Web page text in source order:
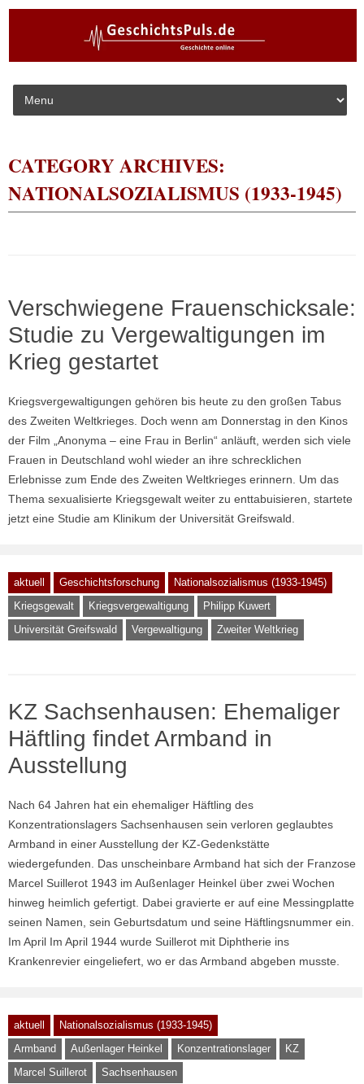
Skip to content
CATEGORY ARCHIVES:
NATIONALSOZIALISMUS (1933-1945)
Verschwiegene Frauenschicksale:
Studie zu Vergewaltigungen im
Krieg gestartet
Kriegsvergewaltigungen gehören bis heute zu den großen Tabus
des Zweiten Weltkrieges. Doch wenn am Donnerstag in den Kinos
der Film „Anonyma – eine Frau in Berlin“ anläuft, werden sich viele
Frauen in Deutschland wohl wieder an ihre schrecklichen
Erlebnisse zum Ende des Zweiten Weltkrieges erinnern. Um das
Thema sexualisierte Kriegsgewalt weiter zu enttabuisieren, startete
jetzt eine Studie am Klinikum der Universität Greifswald.
aktuell Geschichtsforschung
Nationalsozialismus (1933-1945)
Kriegsgewalt
Kriegsvergewaltigung
Philipp Kuwert
Universität Greifswald
Vergewaltigung Zweiter Weltkrieg
KZ Sachsenhausen: Ehemaliger
Häftling findet Armband in
Ausstellung
Nach 64 Jahren hat ein ehemaliger Häftling des
Konzentrationslagers Sachsenhausen sein verloren geglaubtes
Armband in einer Ausstellung der KZ-Gedenkstätte
wiedergefunden. Das unscheinbare Armband hat sich der Franzose
Marcel Suillerot 1943 im Außenlager Heinkel über zwei Wochen
hinweg heimlich gefertigt. Dabei gravierte er auf eine Messingplatte
seinen Namen, sein Geburtsdatum und seine Häftlingsnummer ein.
Im April Im April 1944 wurde Suillerot mit Diphtherie ins
Krankenrevier eingeliefert, wo er das Armband abgeben musste.
aktuell
Nationalsozialismus (1933-1945)
Armband
Außenlager Heinkel Konzentrationslager
KZ
Marcel Suillerot
Sachsenhausen